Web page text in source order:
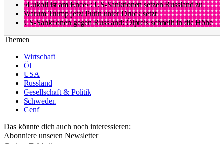
«Lukoil ist am Ende»: US-Sanktionen setzen Russland zu
Warum Trump jetzt Putin unter Druck setzt
US-Sanktionen gegen Russland: Ölpreis schnellt in die Höhe
Themen
Wirtschaft
Öl
USA
Russland
Gesellschaft & Politik
Schweden
Genf
Das könnte dich auch noch interessieren:
Abonniere unseren Newsletter